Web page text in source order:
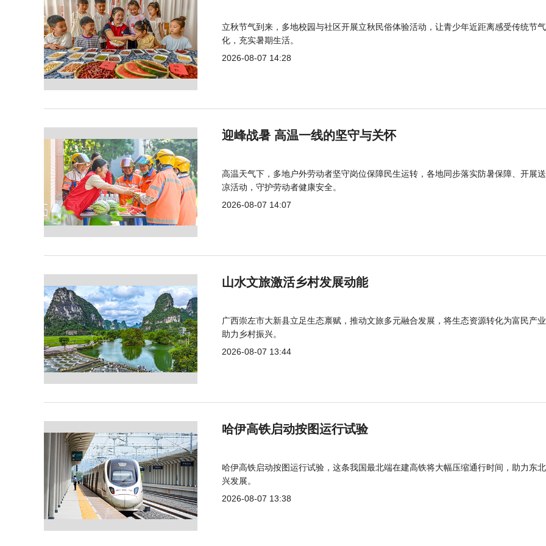
立秋节气到来，多地校园与社区开展立秋民俗体验活动，让青少年近距离感受传统节
化，充实暑期生活。
2026-08-07 14:28
迎峰战暑 高温一线的坚守与关怀
高温天气下，多地户外劳动者坚守岗位保障民生运转，各地同步落实防暑保障、开展
凉活动，守护劳动者健康安全。
2026-08-07 14:07
山水文旅激活乡村发展动能
广西崇左市大新县立足生态禀赋，推动文旅多元融合发展，将生态资源转化为富民产
助力乡村振兴。
2026-08-07 13:44
哈伊高铁启动按图运行试验
哈伊高铁启动按图运行试验，这条我国最北端在建高铁将大幅压缩通行时间，助力东
兴发展。
2026-08-07 13:38